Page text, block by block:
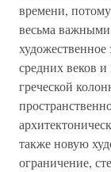
времени,
весьма
художественное
средних веков и
греческой
также новую
ограничение,